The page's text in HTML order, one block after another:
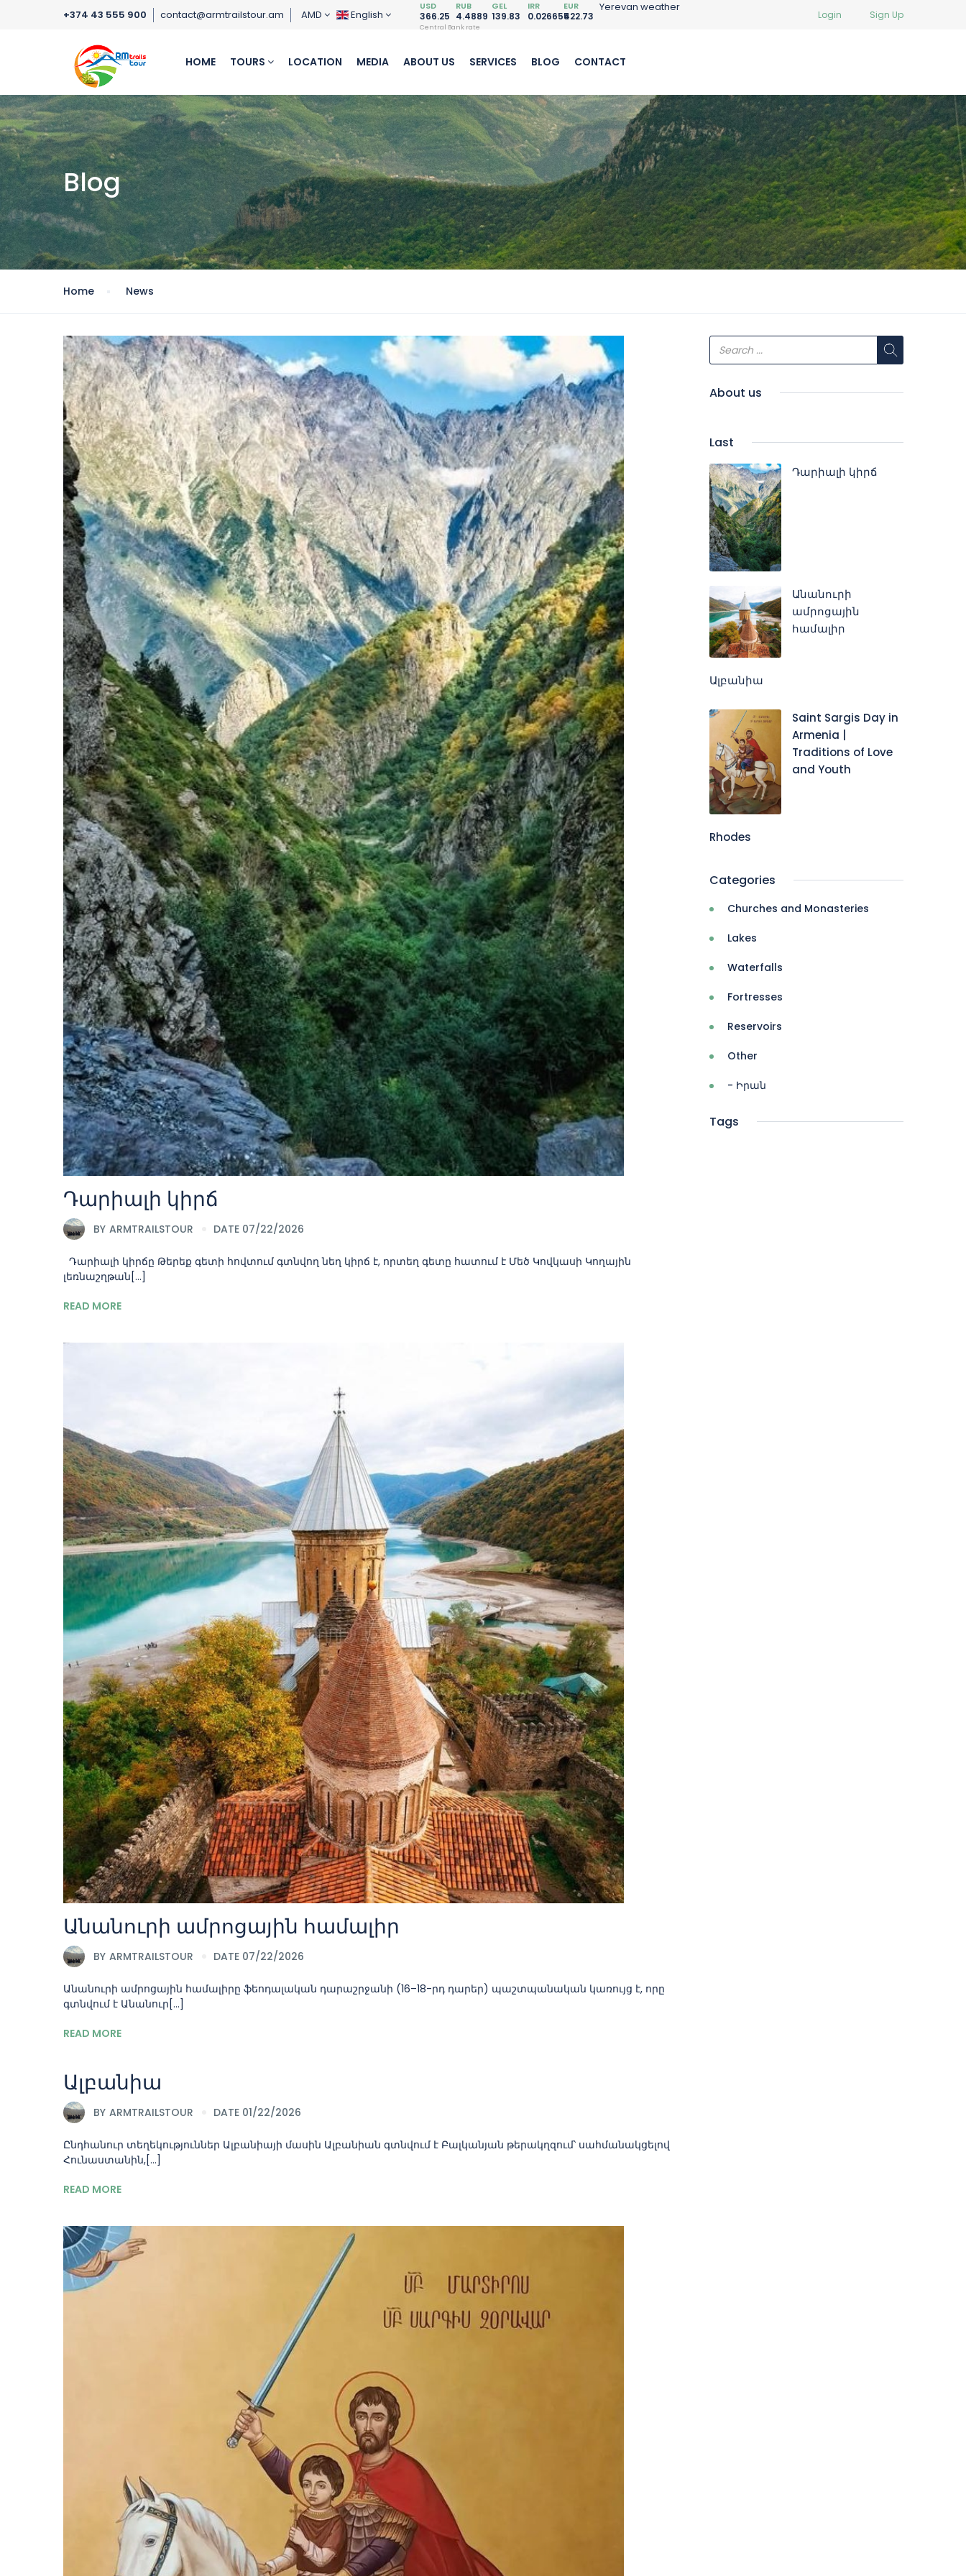
+374 43 555 900 contact@armtrailstour.am AMD English
USD
366.25
RUB
4.4889
GEL
139.83
IRR
0.026655
EUR
422.73
Central Bank rate
Yerevan weather
Login Sign Up
HOME TOURS LOCATION MEDIA ABOUT US SERVICES BLOG CONTACT
Blog
Home News
Դարիալի կիրճ
BY ARMTRAILSTOUR DATE 07/22/2026
Դարիալի կիրճը Թերեք գետի հովտում գտնվող նեղ կիրճ է, որտեղ գետը հատում է Մեծ Կովկասի Կողային
լեռնաշղթան[...]
READ MORE
Անանուրի ամրոցային համալիր
BY ARMTRAILSTOUR DATE 07/22/2026
Անանուրի ամրոցային համալիրը ֆեոդալական դարաշրջանի (16–18-րդ դարեր) պաշտպանական կառույց է, որը
գտնվում է Անանուր[...]
READ MORE
Ալբանիա
BY ARMTRAILSTOUR DATE 01/22/2026
Ընդհանուր տեղեկություններ Ալբանիայի մասին Ալբանիան գտնվում է Բալկանյան թերակղզում՝ սահմանակցելով
Հունաստանին,[...]
READ MORE
About us
Last
Դարիալի կիրճ
Անանուրի
ամրոցային
համալիր
Ալբանիա
Saint Sargis Day in
Armenia |
Traditions of Love
and Youth
Rhodes
Categories
Churches and Monasteries
Lakes
Waterfalls
Fortresses
Reservoirs
Other
- Իրան
Tags